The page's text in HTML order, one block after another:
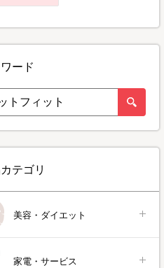
ード
テゴリ
美容・ダイエット
家電・サービス